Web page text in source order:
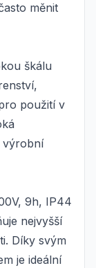
měnit
škálu
použití v
výrobní
9h, IP44
nejvyšší
Díky svým
je ideální